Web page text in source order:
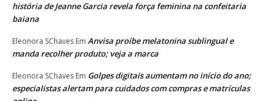
história de Jeanne Garcia revela força feminina na confeitaria
baiana
Eleonora SChaves Em Anvisa proíbe melatonina sublingual e
manda recolher produto; veja a marca
Eleonora SChaves Em Golpes digitais aumentam no início do ano;
especialistas alertam para cuidados com compras e matrículas